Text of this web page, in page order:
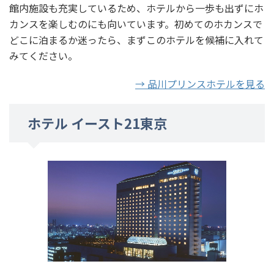
館内施設も充実しているため、ホテルから一歩も出ずにホ
カンスを楽しむのにも向いています。初めてのホカンスで
どこに泊まるか迷ったら、まずこのホテルを候補に入れて
みてください。
→ 品川プリンスホテルを見る
ホテル イースト21東京